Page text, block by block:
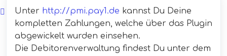
Unter http://pmi.pay1.de kannst Du Deine
kompletten Zahlungen, welche über das Plugin
abgewickelt wurden einsehen.
Die Debitorenverwaltung findest Du unter dem